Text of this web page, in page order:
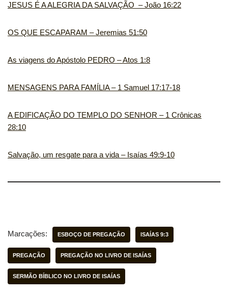
JESUS É A ALEGRIA DA SALVAÇÃO ‬ – João 16:22
OS QUE ESCAPARAM – Jeremias 51:50
As viagens do Apóstolo PEDRO – Atos 1:8
MENSAGENS PARA FAMÍLIA – 1 Samuel 17:17-18
A EDIFICAÇÃO DO TEMPLO DO SENHOR – 1 Crônicas
28:10
Salvação, um resgate para a vida – Isaías 49:9-10
Marcações: ESBOÇO DE PREGAÇÃO ISAÍAS 9:3
PREGAÇÃO PREGAÇÃO NO LIVRO DE ISAÍAS
SERMÃO BÍBLICO NO LIVRO DE ISAÍAS